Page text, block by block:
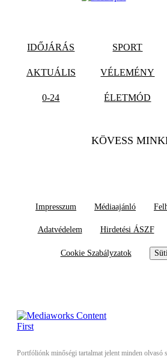
IDŐJÁRÁS SPORT
AKTUÁLIS VÉLEMÉNY
0-24 ÉLETMÓD
KÖVESS
Impresszum Médiaajánló
Adatvédelem Hirdetési ÁSZF
Cookie Szabályzatok
Portfóliónk minőségi tartalmat jelent minden olvasó